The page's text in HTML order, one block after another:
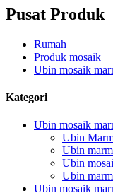
Pusat Produk
Rumah
Produk mosaik
Ubin mosaik
Kategori
Ubin mosaik
Ubin
Ubin
Ubin
Ubin
Ubin mosaik